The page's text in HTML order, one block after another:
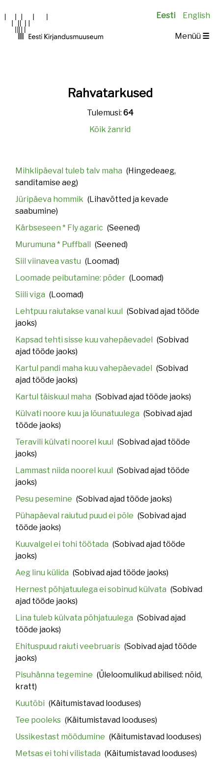
Eesti English
Main
Menüü ☰
Rahvatarkused
Tulemusi: 64
Kõik žanrid
Mihklipäeval tuleb talv maha (Hingedeaeg,
sanditamise aeg)
Jüripäeva hommik (Lihavõtted ja kevade
saabumine)
Kärbseseen * Fly agaric (Seened)
Murumuna * Puffball (Seened)
Siil viinavea vastu (Loomad)
Loomade peibutamine: põder (Loomad)
Siili viga (Loomad)
Lehtpuu raiutakse vanal kuul (Sobivad ajad tööde
jaoks)
Kapsad tehti sisse kuu vahepäevadel (Sobivad
ajad tööde jaoks)
Kartul pandi maha kuu vahepäevadel (Sobivad
ajad tööde jaoks)
Kartul täiskuul maha (Sobivad ajad tööde jaoks)
Külvati noore kuu ja lõunatuulega (Sobivad ajad
tööde jaoks)
Teravili külvati noorel kuul (Sobivad ajad tööde
jaoks)
Lammast niida noorel kuul (Sobivad ajad tööde
jaoks)
Pesu pesemine (Sobivad ajad tööde jaoks)
Pühapäeval raiutud puud ei põle (Sobivad ajad
tööde jaoks)
Kuuvalgel ei tohi töötada (Sobivad ajad tööde
jaoks)
Aeg linu külida (Sobivad ajad tööde jaoks)
Hernest põhjatuulega ei sobinud külvata (Sobivad
ajad tööde jaoks)
Lina tuleb külvata põhjatuulega (Sobivad ajad
tööde jaoks)
Ehituspuud raiuti veebruaris (Sobivad ajad tööde
jaoks)
Pisuhänna tegemine (Üleloomulikud abilised: nõid,
kratt)
Kuutõbi (Käitumistavad looduses)
Tee pooleks (Käitumistavad looduses)
Ussikestast möödumine (Käitumistavad looduses)
Metsas ei tohi vilistada (Käitumistavad looduses)